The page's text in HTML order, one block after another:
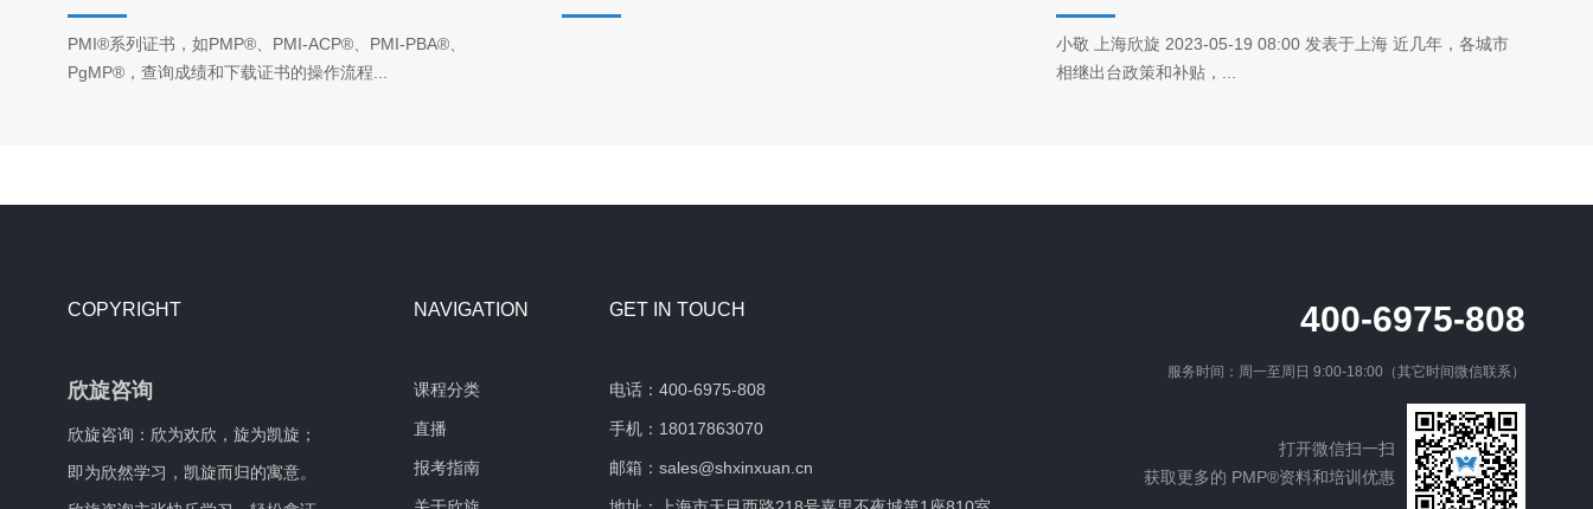
PMI®系列证书，如PMP®、PMI-ACP®、PMI-PBA®、
PgMP®，查询成绩和下载证书的操作流程...
小敬 上海欣旋 2023-05-19 08:00 发表于上海 近几年，各城市
相继出台政策和补贴，...
COPYRIGHT
欣旋咨询
欣旋咨询：欣为欢欣，旋为凯旋；
即为欣然学习，凯旋而归的寓意。
NAVIGATION
课程分类
直播
报考指南
GET IN TOUCH
电话：400-6975-808
手机：18017863070
邮箱：sales@shxinxuan.cn
400-6975-808
服务时间：周一至周日 9:00-18:00（其它时间微信联系）
打开微信扫一扫
获取更多的 PMP®资料和培训优惠